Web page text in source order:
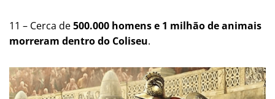
11 – Cerca de500.000 homens e 1 milhão de animais
morreram dentro do Coliseu​​.